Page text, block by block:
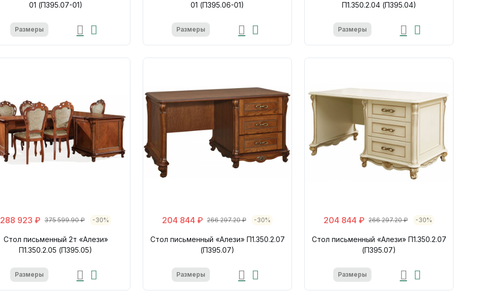
01 (П395.07-01)
Размеры
01 (П395.06-01)
Размеры
П1.350.2.04 (П395.04)
Размеры
288 923 ₽ 375 599.90 ₽ -30%
Стол письменный 2т «Алези»
П1.350.2.05 (П395.05)
Размеры
204 844 ₽ 266 297.20 ₽ -30%
Стол письменный «Алези» П1.350.2.07
(П395.07)
Размеры
204 844 ₽ 266 297.20 ₽ -30%
Стол письменный «Алези» П1.350.2.07
(П395.07)
Размеры